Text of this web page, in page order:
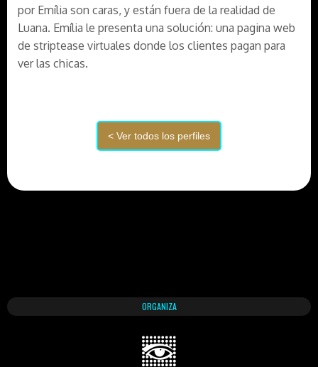
por Emília son caras, y están fuera de la realidad de
Luana. Emília le presenta una solución: una pagina web
de striptease virtuales donde los clientes pagan para
ver las chicas.
ORGANIZA